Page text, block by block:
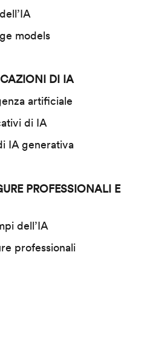
models
DI IA
artificiale
di IA
IA generativa
PROFESSIONALI E
dell’IA
professionali